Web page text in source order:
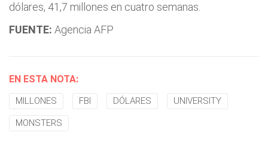
dólares, 41,7 millones en cuatro semanas.
FUENTE: Agencia AFP
EN ESTA NOTA:
MILLONES FBI DÓLARES UNIVERSITY
MONSTERS